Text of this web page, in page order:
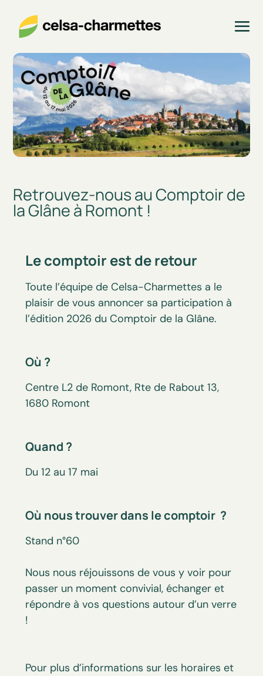
Retrouvez-nous au Comptoir de
la Glâne à Romont !
Le comptoir est de retour
Toute l’équipe de Celsa-Charmettes a le
plaisir de vous annoncer sa participation à
l’édition 2026 du Comptoir de la Glâne.
Où ?
Centre L2 de Romont, Rte de Rabout 13,
1680 Romont
Quand ?
Du 12 au 17 mai
Où nous trouver dans le comptoir ?
Stand n°60
Nous nous réjouissons de vous y voir pour
passer un moment convivial, échanger et
répondre à vos questions autour d’un verre
!
Pour plus d’informations sur les horaires et